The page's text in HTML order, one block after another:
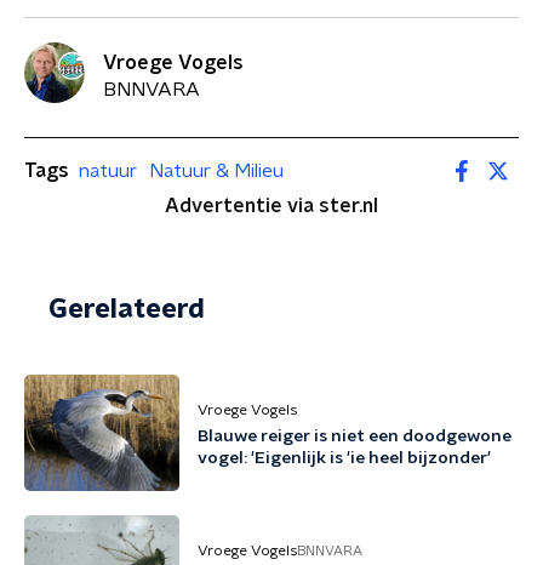
Vroege Vogels
BNNVARA
Tags natuur
Natuur & Milieu
Advertentie via ster.nl
Gerelateerd
Vroege Vogels
Blauwe reiger is niet een doodgewone
vogel: 'Eigenlijk is 'ie heel bijzonder'
Vroege VogelsBNNVARA